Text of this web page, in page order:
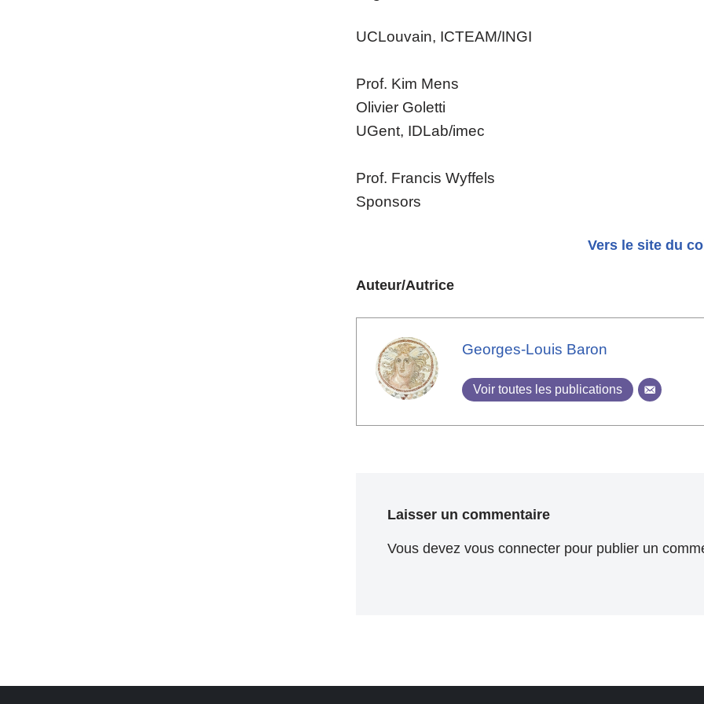
UCLouvain, ICTEAM/INGI
Prof. Kim Mens
Olivier Goletti
UGent, IDLab/imec
Prof. Francis Wyffels
Sponsors
Vers le site du
Auteur/Autrice
Georges-Louis Baron
Voir toutes les publications
Laisser un commentaire
Vous devez vous connecter pour publier un